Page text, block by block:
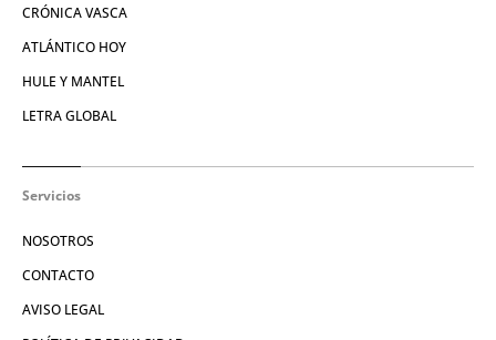
CRÓNICA VASCA
ATLÁNTICO HOY
HULE Y MANTEL
LETRA GLOBAL
Servicios
NOSOTROS
CONTACTO
AVISO LEGAL